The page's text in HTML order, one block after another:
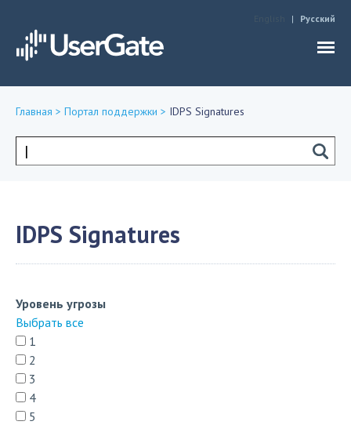
Русский
здесь
Главная > Портал поддержки > IDPS Signatures
Форма
IDPS Signatures
Уровень угрозы
Выбрать все
1
2
3
4
5